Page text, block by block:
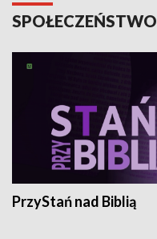
SPOŁECZEŃSTWO
PrzyStań nad Biblią